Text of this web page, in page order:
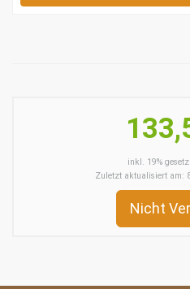
inkl. 19%
Zuletzt aktualisiert am:
Nicht